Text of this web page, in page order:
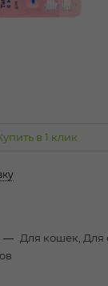
в 1 клик
— Для кошек, Для